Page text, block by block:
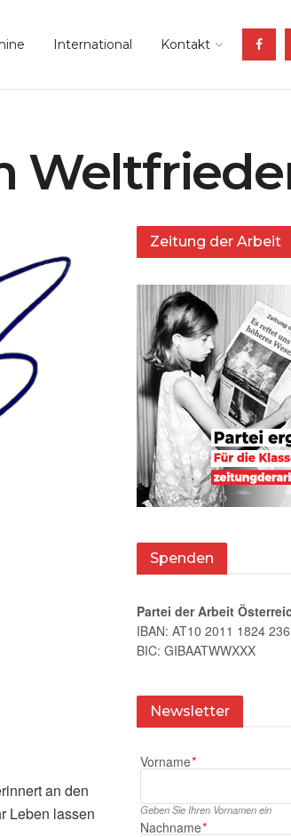
International Kontakt
an den
Leben lassen
Zeitung der Arbeit
Spenden
Partei der Arbeit
IBAN: AT10 2011 1824
BIC: GIBAATWWXXX
Newsletter
Vorname*
Geben Sie Ihren Vornamen ein
Nachname*